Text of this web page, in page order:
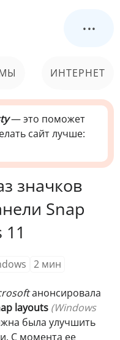
...
ИНТЕРНЕТ
СИСТЕМА
— это поможет
сайт лучше:
значков
Snap
2 мин
анонсировала
layouts (Windows
была улучшить
С момента ее